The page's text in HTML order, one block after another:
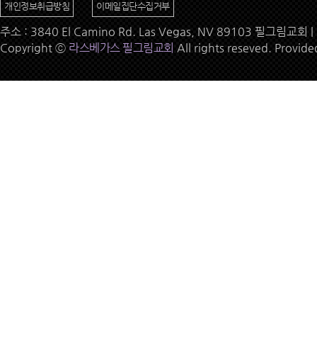
개인정보취급방침 이메일집단수집거부
주소 : 3840 El Camino Rd. Las Vegas, NV 89103 필그림교
Copyright ⓒ 라스베가스 필그림교회 All rights reseved.